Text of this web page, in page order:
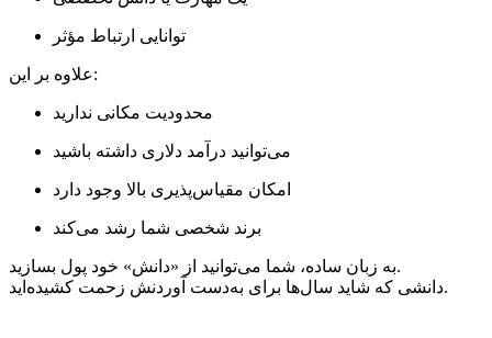
توانایی ارتباط مؤثر
علاوه بر این:
محدودیت مکانی ندارید
می‌توانید درآمد دلاری داشته باشید
امکان مقیاس‌پذیری بالا وجود دارد
برند شخصی شما رشد می‌کند
به زبان ساده، شما می‌توانید از «دانش» خود پول بسازید.
دانشی که شاید سال‌ها برای به‌دست آوردنش زحمت کشیده‌اید.